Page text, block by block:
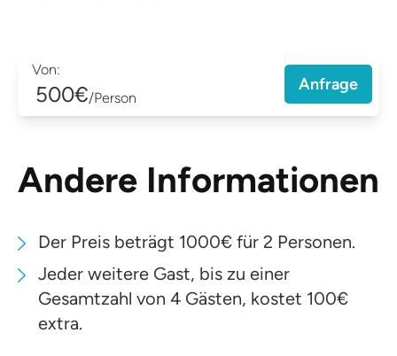
Von:
500€/Person
Anfrage
Andere Informationen
Der Preis beträgt 1000€ für 2 Personen.
Jeder weitere Gast, bis zu einer
Gesamtzahl von 4 Gästen, kostet 100€
extra.